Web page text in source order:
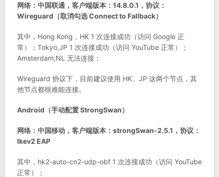
网络：中国联通，客户端版本：14.8.0.1，协议：
Wireguard（取消勾选 Connect to Fallback）
其中，Hong Kong，HK 1 次连接成功（访问 Google 正
常）；Tokyo,JP 1 次连接成功（访问 YouTube 正常）；
Amsterdam,NL 无法连接；
Wireguard 协议下，目前建议使用 HK、JP 这两个节点，其
他节点都很难能连接。
Android（手动配置 StrongSwan）
网络：中国移动，客户端版本：strongSwan-2.5.1，协议：
Ikev2 EAP
其中，hk2-auto-cn2-udp-obf 1 次连接成功（访问 YouTube
正常）；